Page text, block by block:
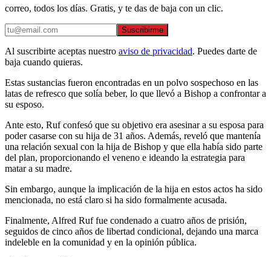
correo, todos los días. Gratis, y te das de baja con un clic.
Suscribirme
Al suscribirte aceptas nuestro aviso de privacidad. Puedes darte de
baja cuando quieras.
Estas sustancias fueron encontradas en un polvo sospechoso en las
latas de refresco que solía beber, lo que llevó a Bishop a confrontar a
su esposo.
Ante esto, Ruf confesó que su objetivo era asesinar a su esposa para
poder casarse con su hija de 31 años. Además, reveló que mantenía
una relación sexual con la hija de Bishop y que ella había sido parte
del plan, proporcionando el veneno e ideando la estrategia para
matar a su madre.
Sin embargo, aunque la implicación de la hija en estos actos ha sido
mencionada, no está claro si ha sido formalmente acusada.
Finalmente, Alfred Ruf fue condenado a cuatro años de prisión,
seguidos de cinco años de libertad condicional, dejando una marca
indeleble en la comunidad y en la opinión pública.